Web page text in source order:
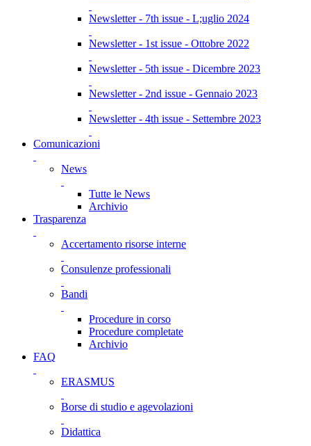
Newsletter - 7th issue - L;uglio 2024
Newsletter - 1st issue - Ottobre 2022
Newsletter - 5th issue - Dicembre 2023
Newsletter - 2nd issue - Gennaio 2023
Newsletter - 4th issue - Settembre 2023
Comunicazioni
News
Tutte le News
Archivio
Trasparenza
Accertamento risorse interne
Consulenze professionali
Bandi
Procedure in corso
Procedure completate
Archivio
FAQ
ERASMUS
Borse di studio e agevolazioni
Didattica